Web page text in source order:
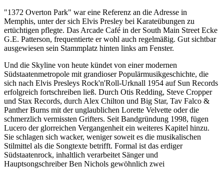
"1372 Overton Park" war eine Referenz an die Adresse in
Memphis, unter der sich Elvis Presley bei Karateübungen zu
ertüchtigen pflegte. Das Arcade Café in der South Main Street Ecke
G.E. Patterson, frequentierte er wohl auch regelmäßig. Gut sichtbar
ausgewiesen sein Stammplatz hinten links am Fenster.
Und die Skyline von heute kündet von einer modernen
Südstaatenmetropole mit grandioser Populärmusikgeschichte, die
sich nach Elvis Presleys Rock'n'Roll-Urknall 1954 auf Sun Records
erfolgreich fortschreiben ließ. Durch Otis Redding, Steve Cropper
und Stax Records, durch Alex Chilton und Big Star, Tav Falco &
Panther Burns mit der unglaublichen Lorette Velvette oder die
schmerzlich vermissten Grifters. Seit Bandgründung 1998, fügen
Lucero der glorreichen Vergangenheit ein weiteres Kapitel hinzu.
Sie schlagen sich wacker, weniger soweit es die musikalischen
Stilmittel als die Songtexte betrifft. Formal ist das erdiger
Südstaatenrock, inhaltlich verarbeitet Sänger und
Hauptsongschreiber Ben Nichols gewöhnlich zwei